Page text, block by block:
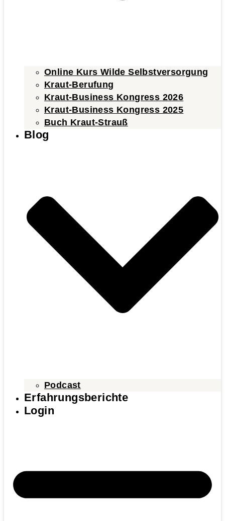
Online Kurs Wilde Selbstversorgung
Kraut-Berufung
Kraut-Business Kongress 2026
Kraut-Business Kongress 2025
Buch Kraut-Strauß
Blog
Podcast
Erfahrungsberichte
Login